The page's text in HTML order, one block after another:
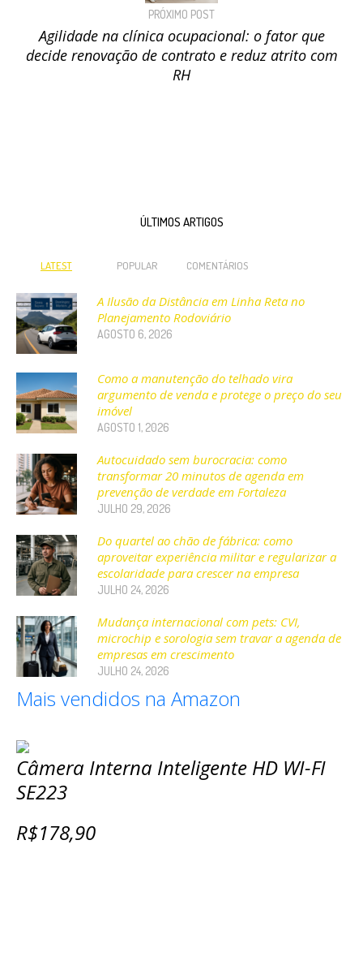
PRÓXIMO POST
Agilidade na clínica ocupacional: o fator que
decide renovação de contrato e reduz atrito com
RH
ÚLTIMOS ARTIGOS
LATEST POPULAR COMENTÁRIOS
A Ilusão da Distância em Linha Reta no
Planejamento Rodoviário
AGOSTO 6, 2026
Como a manutenção do telhado vira
argumento de venda e protege o preço do seu
imóvel
AGOSTO 1, 2026
Autocuidado sem burocracia: como
transformar 20 minutos de agenda em
prevenção de verdade em Fortaleza
JULHO 29, 2026
Do quartel ao chão de fábrica: como
aproveitar experiência militar e regularizar a
escolaridade para crescer na empresa
JULHO 24, 2026
Mudança internacional com pets: CVI,
microchip e sorologia sem travar a agenda de
empresas em crescimento
JULHO 24, 2026
Mais vendidos na Amazon
Câmera Interna Inteligente HD WI-FI
SE223
R$178,90